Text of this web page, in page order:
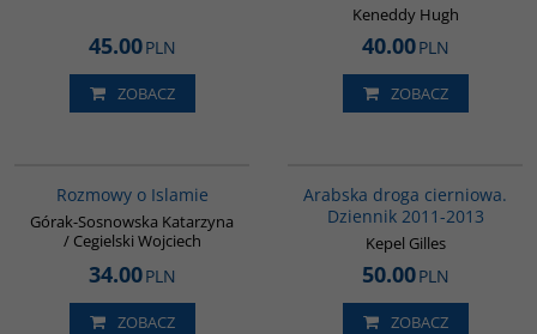
45.00PLN
ZOBACZ
Keneddy Hugh
40.00PLN
ZOBACZ
Rozmowy o Islamie
Górak-Sosnowska Katarzyna
/ Cegielski Wojciech
34.00PLN
ZOBACZ
Arabska droga cierniowa.
Dziennik 2011-2013
Kepel Gilles
50.00PLN
ZOBACZ